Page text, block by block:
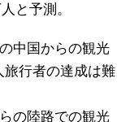
と予測。
中国からの観光
旅行者の達成は難
の陸路での観光